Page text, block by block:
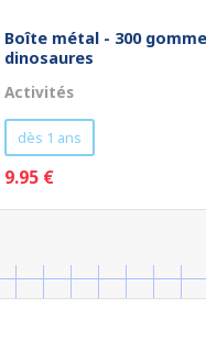
Boîte métal - 300
dinosaures
Activités
dès 1 ans
9.95 €